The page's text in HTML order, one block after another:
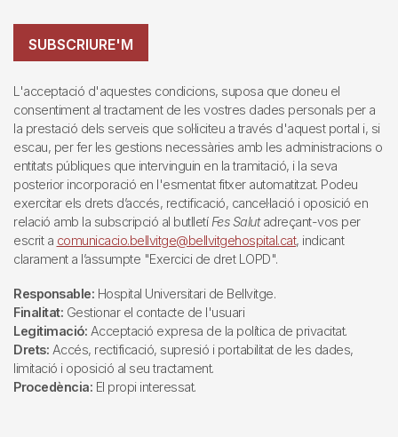
SUBSCRIURE'M
L'acceptació d'aquestes condicions, suposa que doneu el
consentiment al tractament de les vostres dades personals per a
la prestació dels serveis que sol·liciteu a través d'aquest portal i, si
escau, per fer les gestions necessàries amb les administracions o
entitats públiques que intervinguin en la tramitació, i la seva
posterior incorporació en l'esmentat fitxer automatitzat. Podeu
exercitar els drets d’accés, rectificació, cancel·lació i oposició en
relació amb la subscripció al butlletí Fes Salutadreçant-vos per
escrit a comunicacio.bellvitge@bellvitgehospital.cat, indicant
clarament a l’assumpte "Exercici de dret LOPD".
Responsable: Hospital Universitari de Bellvitge.
Finalitat: Gestionar el contacte de l'usuari
Legitimació: Acceptació expresa de la política de privacitat.
Drets: Accés, rectificació, supresió i portabilitat de les dades,
limitació i oposició al seu tractament.
Procedència: El propi interessat.